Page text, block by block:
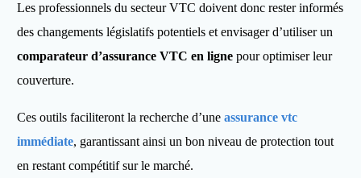
Les professionnels du secteur VTC doivent donc rester informés
des changements législatifs potentiels et envisager d’utiliser un
comparateur d’assurance VTC en ligne pour optimiser leur
couverture.
Ces outils faciliteront la recherche d’uneassurance vtc
immédiate, garantissant ainsi un bon niveau de protection tout
en restant compétitif sur le marché.